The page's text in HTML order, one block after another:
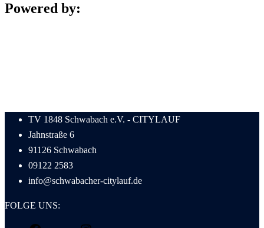
Powered by:
TV 1848 Schwabach e.V. - CITYLAUF
Jahnstraße 6
91126 Schwabach
09122 2583
info@schwabacher-citylauf.de
FOLGE UNS: